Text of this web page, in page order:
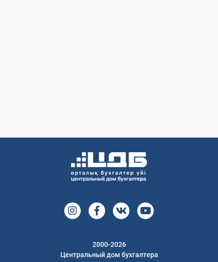
2000-2026
Центральный дом бухгалтера